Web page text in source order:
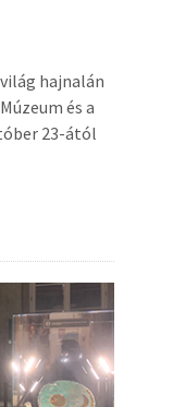
hajnalán
és a
23-ától